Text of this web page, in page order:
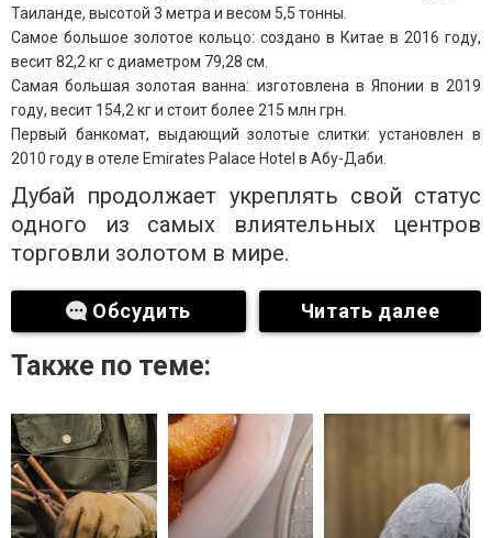
Таиланде, высотой 3 метра и весом 5,5 тонны.
Самое большое золотое кольцо: создано в Китае в 2016 году,
весит 82,2 кг с диаметром 79,28 см.
Самая большая золотая ванна: изготовлена ​​в Японии в 2019
году, весит 154,2 кг и стоит более 215 млн грн.
Первый банкомат, выдающий золотые слитки: установлен в
2010 году в отеле Emirates Palace Hotel в Абу-Даби.
Дубай продолжает укреплять свой статус
одного из самых влиятельных центров
торговли золотом в мире.
Обсудить Читать далее
Также по теме: